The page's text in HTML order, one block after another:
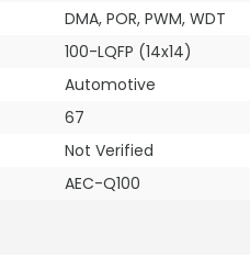
DMA, POR, PWM, WDT
100-LQFP (14x14)
Automotive
67
Not Verified
AEC-Q100